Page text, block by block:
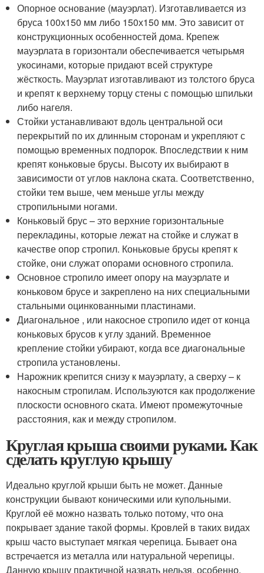
Опорное основание (мауэрлат). Изготавливается из
бруса 100х150 мм либо 150х150 мм. Это зависит от
конструкционных особенностей дома. Крепеж
мауэрлата в горизонтали обеспечивается четырьмя
укосинами, которые придают всей структуре
жёсткость. Мауэрлат изготавливают из толстого бруса
и крепят к верхнему торцу стены с помощью шпильки
либо нагеля.
Стойки устанавливают вдоль центральной оси
перекрытий по их длинным сторонам и укрепляют с
помощью временных подпорок. Впоследствии к ним
крепят коньковые брусы. Высоту их выбирают в
зависимости от углов наклона ската. Соответственно,
стойки тем выше, чем меньше углы между
стропильными ногами.
Коньковый брус – это верхние горизонтальные
перекладины, которые лежат на стойке и служат в
качестве опор стропил. Коньковые брусы крепят к
стойке, они служат опорами основного стропила.
Основное стропило имеет опору на мауэрлате и
коньковом брусе и закреплено на них специальными
стальными оцинкованными пластинами.
Диагональное , или накосное стропило идет от конца
коньковых брусов к углу зданий. Временное
крепление стойки убирают, когда все диагональные
стропила установлены.
Нарожник крепится снизу к мауэрлату, а сверху – к
накосным стропилам. Используются как продолжение
плоскости основного ската. Имеют промежуточные
расстояния, как и между стропилом.
Круглая крыша своими руками. Как
сделать круглую крышу
Идеально круглой крыши быть не может. Данные
конструкции бывают коническими или купольными.
Круглой её можно назвать только потому, что она
покрывает здание такой формы. Кровлей в таких видах
крыш часто выступает мягкая черепица. Бывает она
встречается из металла или натуральной черепицы.
Данную крышу практичной назвать нельзя, особенно,